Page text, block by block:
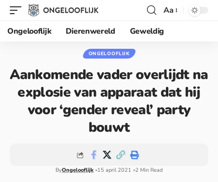
Aa
Ongelooflijk
Dierenwereld Geweldig
ONGELOOFLIJK
Aankomende vader overlijdt na
explosie van apparaat dat hij
voor ‘gender reveal’ party
bouwt
ByOngelooflijk 15 april 2021 2 Min Read